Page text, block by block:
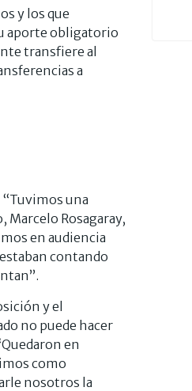
y los que
aporte obligatorio
transfiere al
a
una
Rosagaray,
en audiencia
contando
y el
no puede hacer
en
como
nosotros la